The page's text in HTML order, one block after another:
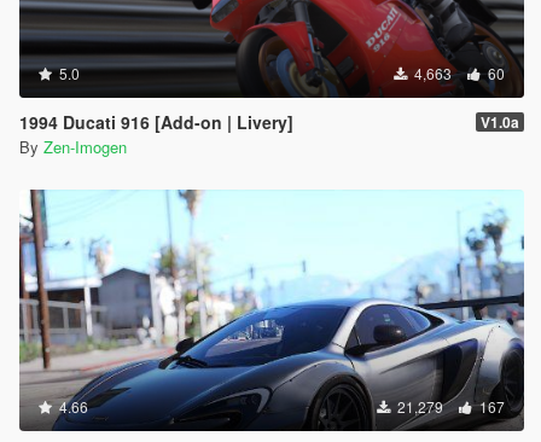
5.0 4,663 60
1994 Ducati 916 [Add-on | Livery] V1.0a
By Zen-Imogen
4.66 21,279 167